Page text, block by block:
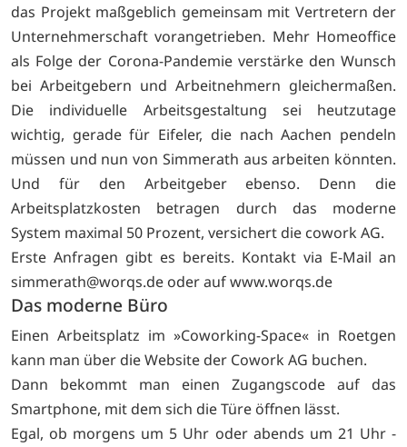
das Projekt maßgeblich gemeinsam mit Vertretern der
Unternehmerschaft vorangetrieben. Mehr Homeoffice
als Folge der Corona-Pandemie verstärke den Wunsch
bei Arbeitgebern und Arbeitnehmern gleichermaßen.
Die individuelle Arbeitsgestaltung sei heutzutage
wichtig, gerade für Eifeler, die nach Aachen pendeln
müssen und nun von Simmerath aus arbeiten könnten.
Und für den Arbeitgeber ebenso. Denn die
Arbeitsplatzkosten betragen durch das moderne
System maximal 50 Prozent, versichert die cowork AG.
Erste Anfragen gibt es bereits. Kontakt via E-Mail an
simmerath@worqs.de oder auf www.worqs.de
Das moderne Büro
Einen Arbeitsplatz im »Coworking-Space« in Roetgen
kann man über die Website der Cowork AG buchen.
Dann bekommt man einen Zugangscode auf das
Smartphone, mit dem sich die Türe öffnen lässt.
Egal, ob morgens um 5 Uhr oder abends um 21 Uhr -